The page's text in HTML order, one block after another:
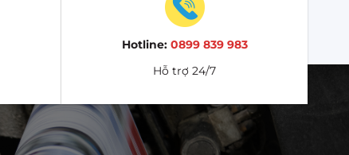
Hotline: 0899 839 983
Hỗ trợ 24/7